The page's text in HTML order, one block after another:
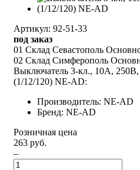
Артикул: 92-51-33
под заказ
01 Склад Севастополь
02 Склад Симферополь
Выключатель 3-кл., 10А,
(1/12/120) NE-AD:
Производитель: NE-AD
Бренд: NE-AD
Розничная цена
263 руб.
–